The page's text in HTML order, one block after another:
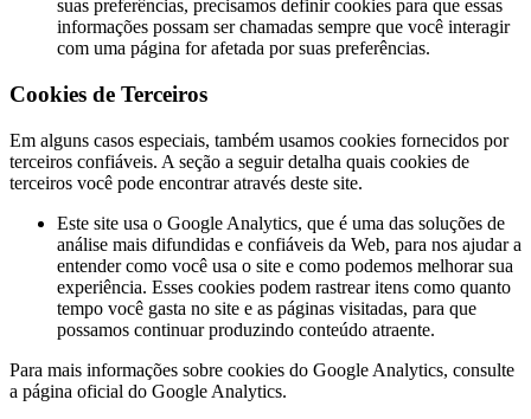
suas preferências, precisamos definir cookies para que essas
informações possam ser chamadas sempre que você interagir
com uma página for afetada por suas preferências.
Cookies de Terceiros
Em alguns casos especiais, também usamos cookies fornecidos por
terceiros confiáveis. A seção a seguir detalha quais cookies de
terceiros você pode encontrar através deste site.
Este site usa o Google Analytics, que é uma das soluções de
análise mais difundidas e confiáveis ​​da Web, para nos ajudar a
entender como você usa o site e como podemos melhorar sua
experiência. Esses cookies podem rastrear itens como quanto
tempo você gasta no site e as páginas visitadas, para que
possamos continuar produzindo conteúdo atraente.
Para mais informações sobre cookies do Google Analytics, consulte
a página oficial do Google Analytics.